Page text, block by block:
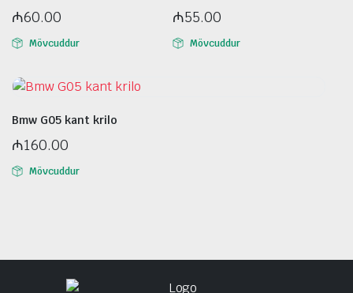
₼60.00
Mövcuddur
₼55.00
Mövcuddur
Bmw G05 kant krilo
₼160.00
Mövcuddur